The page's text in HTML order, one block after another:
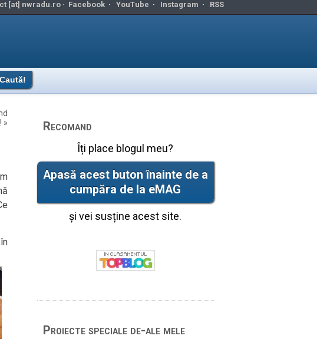
[at] nwradu.ro · Facebook· YouTube · Instagram · RSS
» Recomand
Îți place blogul meu?
Apasă acest buton înainte de a
cumpăra de la eMAG
și vei susține acest site.
Proiecte speciale de-ale mele